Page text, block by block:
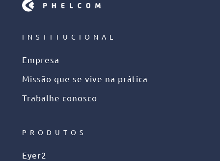
INSTITUCIONAL
Empresa
Missão que se vive na prática
Trabalhe conosco
PRODUTOS
Eyer2